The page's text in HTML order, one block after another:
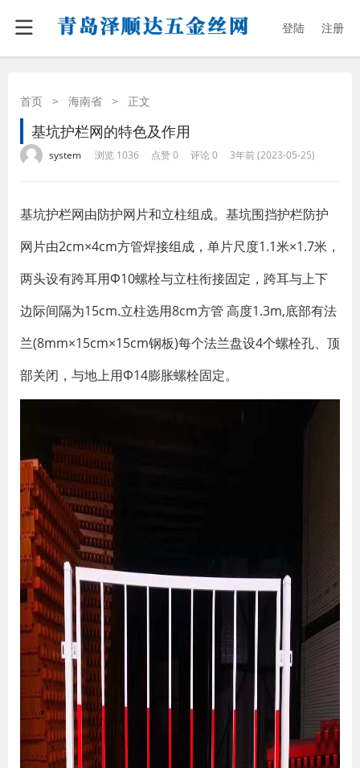
登陆 注册
首页 > 海南省 > 正文
基坑护栏网的特色及作用
system 浏览 1036 点赞 0 评论 0 3年前 (2023-05-25)
基坑护栏网由防护网片和立柱组成。基坑围挡护栏防护
网片由2cm×4cm方管焊接组成，单片尺度1.1米×1.7米，
两头设有跨耳用Φ10螺栓与立柱衔接固定，跨耳与上下
边际间隔为15cm.立柱选用8cm方管 高度1.3m,底部有法
兰(8mm×15cm×15cm钢板)每个法兰盘设4个螺栓孔、顶
部关闭，与地上用Φ14膨胀螺栓固定。